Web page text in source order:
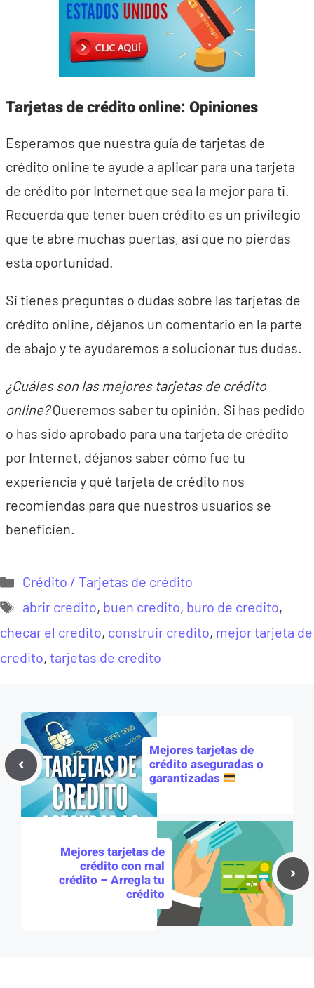
Tarjetas de crédito online: Opiniones
Esperamos que nuestra guía de tarjetas de
crédito online te ayude a aplicar para una tarjeta
de crédito por Internet que sea la mejor para ti.
Recuerda que tener buen crédito es un privilegio
que te abre muchas puertas, así que no pierdas
esta oportunidad.
Si tienes preguntas o dudas sobre las tarjetas de
crédito online, déjanos un comentario en la parte
de abajo y te ayudaremos a solucionar tus dudas.
¿Cuáles son las mejores tarjetas de crédito
online?Queremos saber tu opinión. Si has pedido
o has sido aprobado para una tarjeta de crédito
por Internet, déjanos saber cómo fue tu
experiencia y qué tarjeta de crédito nos
recomiendas para que nuestros usuarios se
beneficien.
Categorías
Crédito / Tarjetas de crédito
Etiquetas
abrir credito, buen credito, buro de credito,
checar el credito, construir credito, mejor tarjeta de
credito, tarjetas de credito
Mejores tarjetas de
crédito aseguradas o
garantizadas
Mejores tarjetas de
crédito con mal
crédito – Arregla tu
crédito